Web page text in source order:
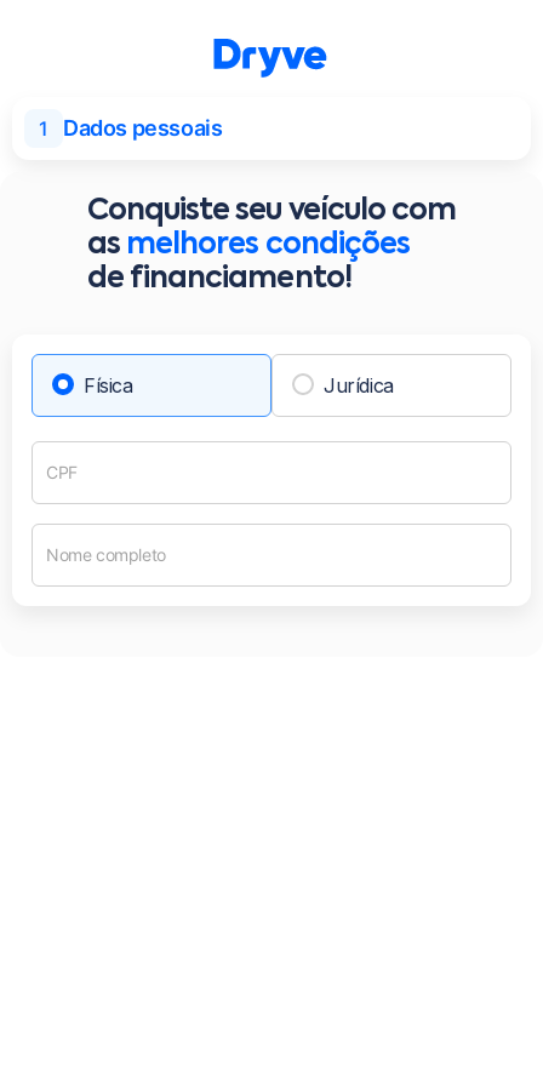
1 Dados pessoais
Conquiste seu veículo com
as melhores condições
de financiamento!
Física Jurídica
CPF
Nome completo